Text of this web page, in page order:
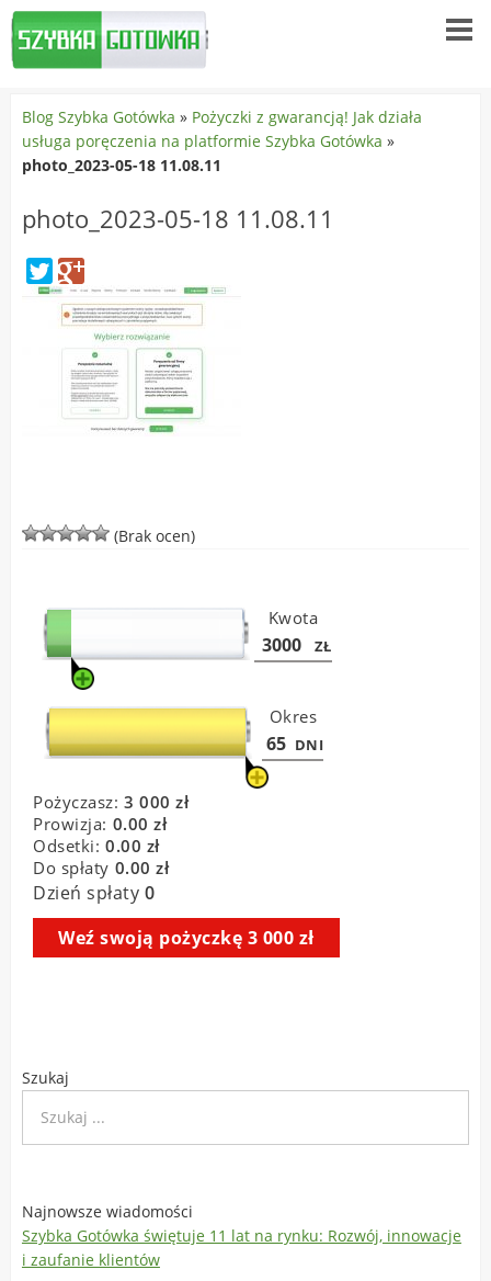
Blog Szybka Gotówka » Pożyczki z gwarancją! Jak działa
usługa poręczenia na platformie Szybka Gotówka »
photo_2023-05-18 11.08.11
photo_2023-05-18 11.08.11
(Brak ocen)
Szukaj
Najnowsze wiadomości
Szybka Gotówka świętuje 11 lat na rynku: Rozwój, innowacje
i zaufanie klientów